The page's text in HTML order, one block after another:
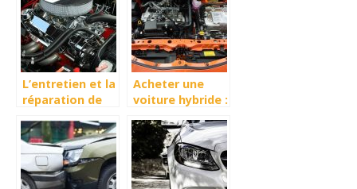
L’entretien et la
réparation de
comment faire?
Acheter une
voiture hybride :